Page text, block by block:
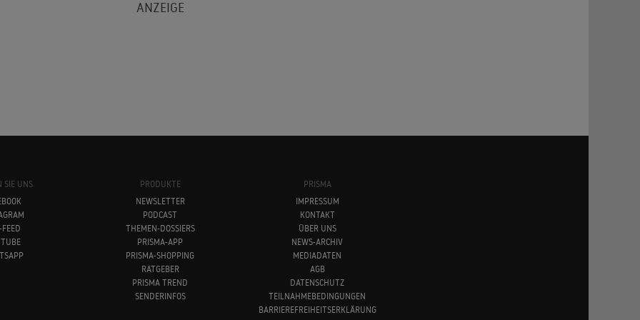
SIE UNS
FEED
PRODUKTE
NEWSLETTER
PODCAST
THEMEN-DOSSIERS
PRISMA-APP
PRISMA-SHOPPING
RATGEBER
PRISMA TREND
SENDERINFOS
PRISMA
IMPRESSUM
KONTAKT
ÜBER UNS
NEWS-ARCHIV
MEDIADATEN
AGB
DATENSCHUTZ
TEILNAHMEBEDINGUNGEN
BARRIEREFREIHEITSERKLÄRUNG